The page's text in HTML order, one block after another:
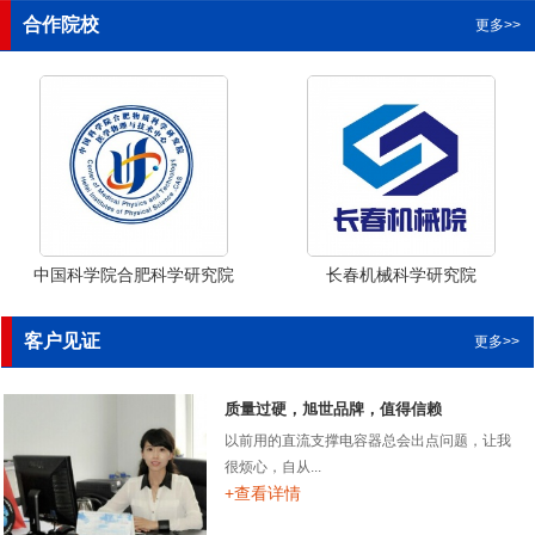
合作院校 更多>>
中国科学院合肥科学研究院 长春机械科学研究院
客户见证 更多>>
质量过硬，旭世品牌，值得信赖
以前用的直流支撑电容器总会出点问题，让我
很烦心，自从...
+查看详情